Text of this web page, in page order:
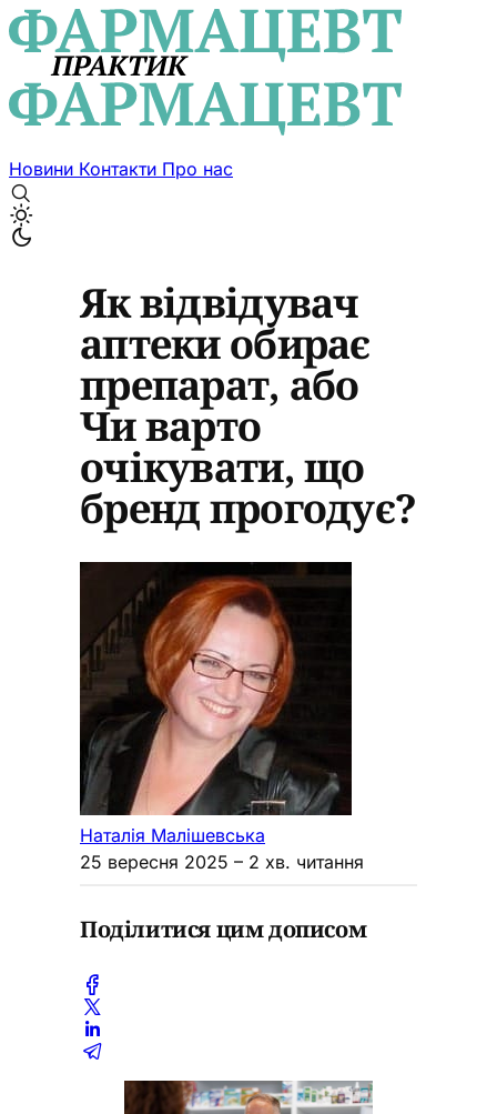
Новини Контакти Про нас
Як відвідувач
аптеки обирає
препарат, або
Чи варто
очікувати, що
бренд прогодує?
Наталія Малішевська
25 вересня 2025 – 2 хв. читання
Поділитися цим дописом